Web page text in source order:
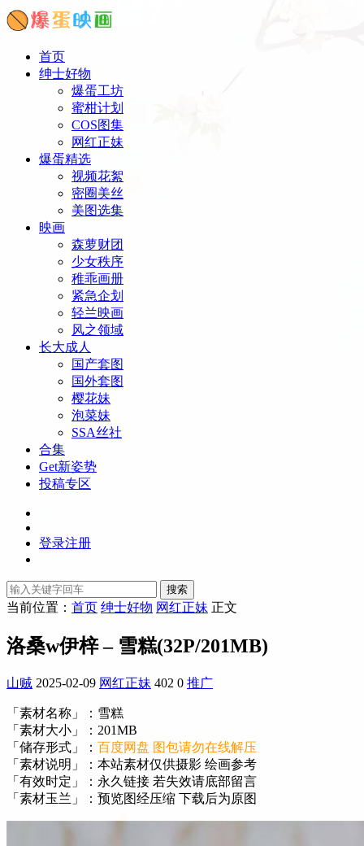
首页
绅士好物
爆蛋工坊
蜜柑计划
COS图集
网红正妹
爆蛋精选
视频花絮
密圈美丝
美图选集
映画
森萝财团
少女秩序
稚乖画册
紧急企划
轻兰映画
风之领域
长大成人
国产套图
国外套图
樱花妹
泡菜妹
SSA丝社
合集
Get新姿势
投稿专区
登录注册
搜索
当前位置： 首页 绅士好物 网红正妹 正文
洛桑w伊梓 – 雪糕(32P/201MB)
山贼 2025-02-09 网红正妹 402 0 推广
「素材名称」：雪糕
「素材大小」：201MB
「储存形式」： 百度网盘 图包请勿在线解压
「素材说明」：本站素材仅供摄影 绘画参考
「有效时定」：永久链接 若失效请底部留言
「素材玉兰」：预览图经压缩 下载后为原图